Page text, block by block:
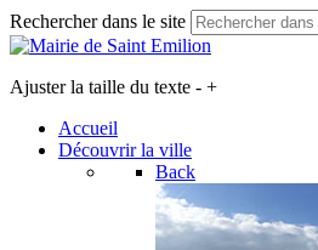
Rechercher dans le site
Ajuster la taille du texte - +
Accueil
Découvrir la ville
Back